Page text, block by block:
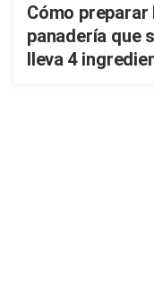
Cómo
panadería que
lleva 4